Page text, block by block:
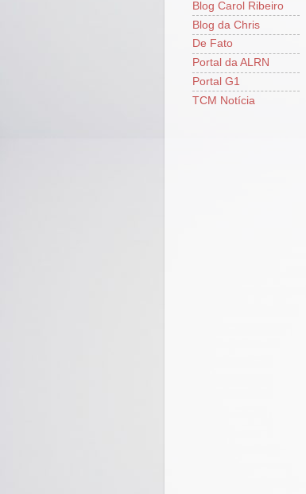
Blog Carol Ribeiro
Blog da Chris
De Fato
Portal da ALRN
Portal G1
TCM Notícia